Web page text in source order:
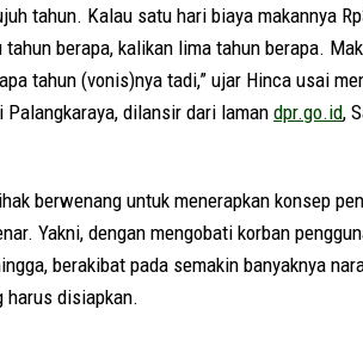
tahun. Kalau satu hari biaya makannya
tahun berapa, kalikan lima tahun berapa.
tahun (vonis)nya tadi,” ujar Hinca usai
Palangkaraya, dilansir dari laman dpr.go.id,
berwenang untuk menerapkan konsep
Yakni, dengan mengobati korban
berakibat pada semakin banyaknya
harus disiapkan.